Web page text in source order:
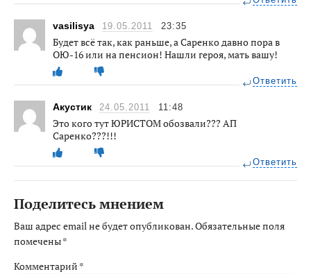
vasilisya 19.05.2011 23:35
Будет всё так, как раньше, а Саренко давно пора в
ОЮ-16 или на пенсион! Нашли героя, мать вашу!
Ответить
Акустик 24.05.2011 11:48
Это кого тут ЮРИСТОМ обозвали??? АП
Саренко???!!!
Ответить
Поделитесь мнением
Ваш адрес email не будет опубликован.Обязательные поля
помечены*
Комментарий *